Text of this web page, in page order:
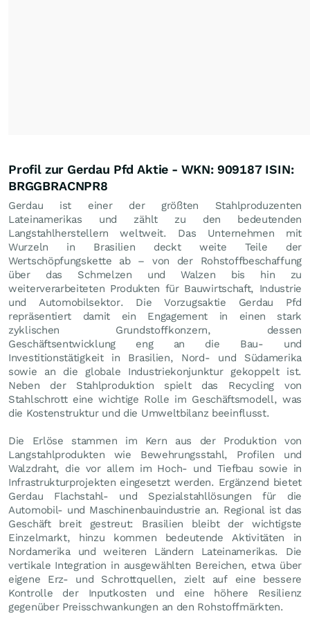
Profil zur Gerdau Pfd Aktie - WKN: 909187 ISIN:
BRGGBRACNPR8
Gerdau ist einer der größten Stahlproduzenten
Lateinamerikas und zählt zu den bedeutenden
Langstahlherstellern weltweit. Das Unternehmen mit
Wurzeln in Brasilien deckt weite Teile der
Wertschöpfungskette ab – von der Rohstoffbeschaffung
über das Schmelzen und Walzen bis hin zu
weiterverarbeiteten Produkten für Bauwirtschaft, Industrie
und Automobilsektor. Die Vorzugsaktie Gerdau Pfd
repräsentiert damit ein Engagement in einen stark
zyklischen Grundstoffkonzern, dessen
Geschäftsentwicklung eng an die Bau- und
Investitionstätigkeit in Brasilien, Nord- und Südamerika
sowie an die globale Industriekonjunktur gekoppelt ist.
Neben der Stahlproduktion spielt das Recycling von
Stahlschrott eine wichtige Rolle im Geschäftsmodell, was
die Kostenstruktur und die Umweltbilanz beeinflusst.
Die Erlöse stammen im Kern aus der Produktion von
Langstahlprodukten wie Bewehrungsstahl, Profilen und
Walzdraht, die vor allem im Hoch- und Tiefbau sowie in
Infrastrukturprojekten eingesetzt werden. Ergänzend bietet
Gerdau Flachstahl- und Spezialstahllösungen für die
Automobil- und Maschinenbauindustrie an. Regional ist das
Geschäft breit gestreut: Brasilien bleibt der wichtigste
Einzelmarkt, hinzu kommen bedeutende Aktivitäten in
Nordamerika und weiteren Ländern Lateinamerikas. Die
vertikale Integration in ausgewählten Bereichen, etwa über
eigene Erz- und Schrottquellen, zielt auf eine bessere
Kontrolle der Inputkosten und eine höhere Resilienz
gegenüber Preisschwankungen an den Rohstoffmärkten.